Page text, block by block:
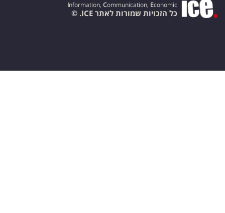
Information, Communication, Economic
כל הזכויות שמורות לאתר ICE. ©